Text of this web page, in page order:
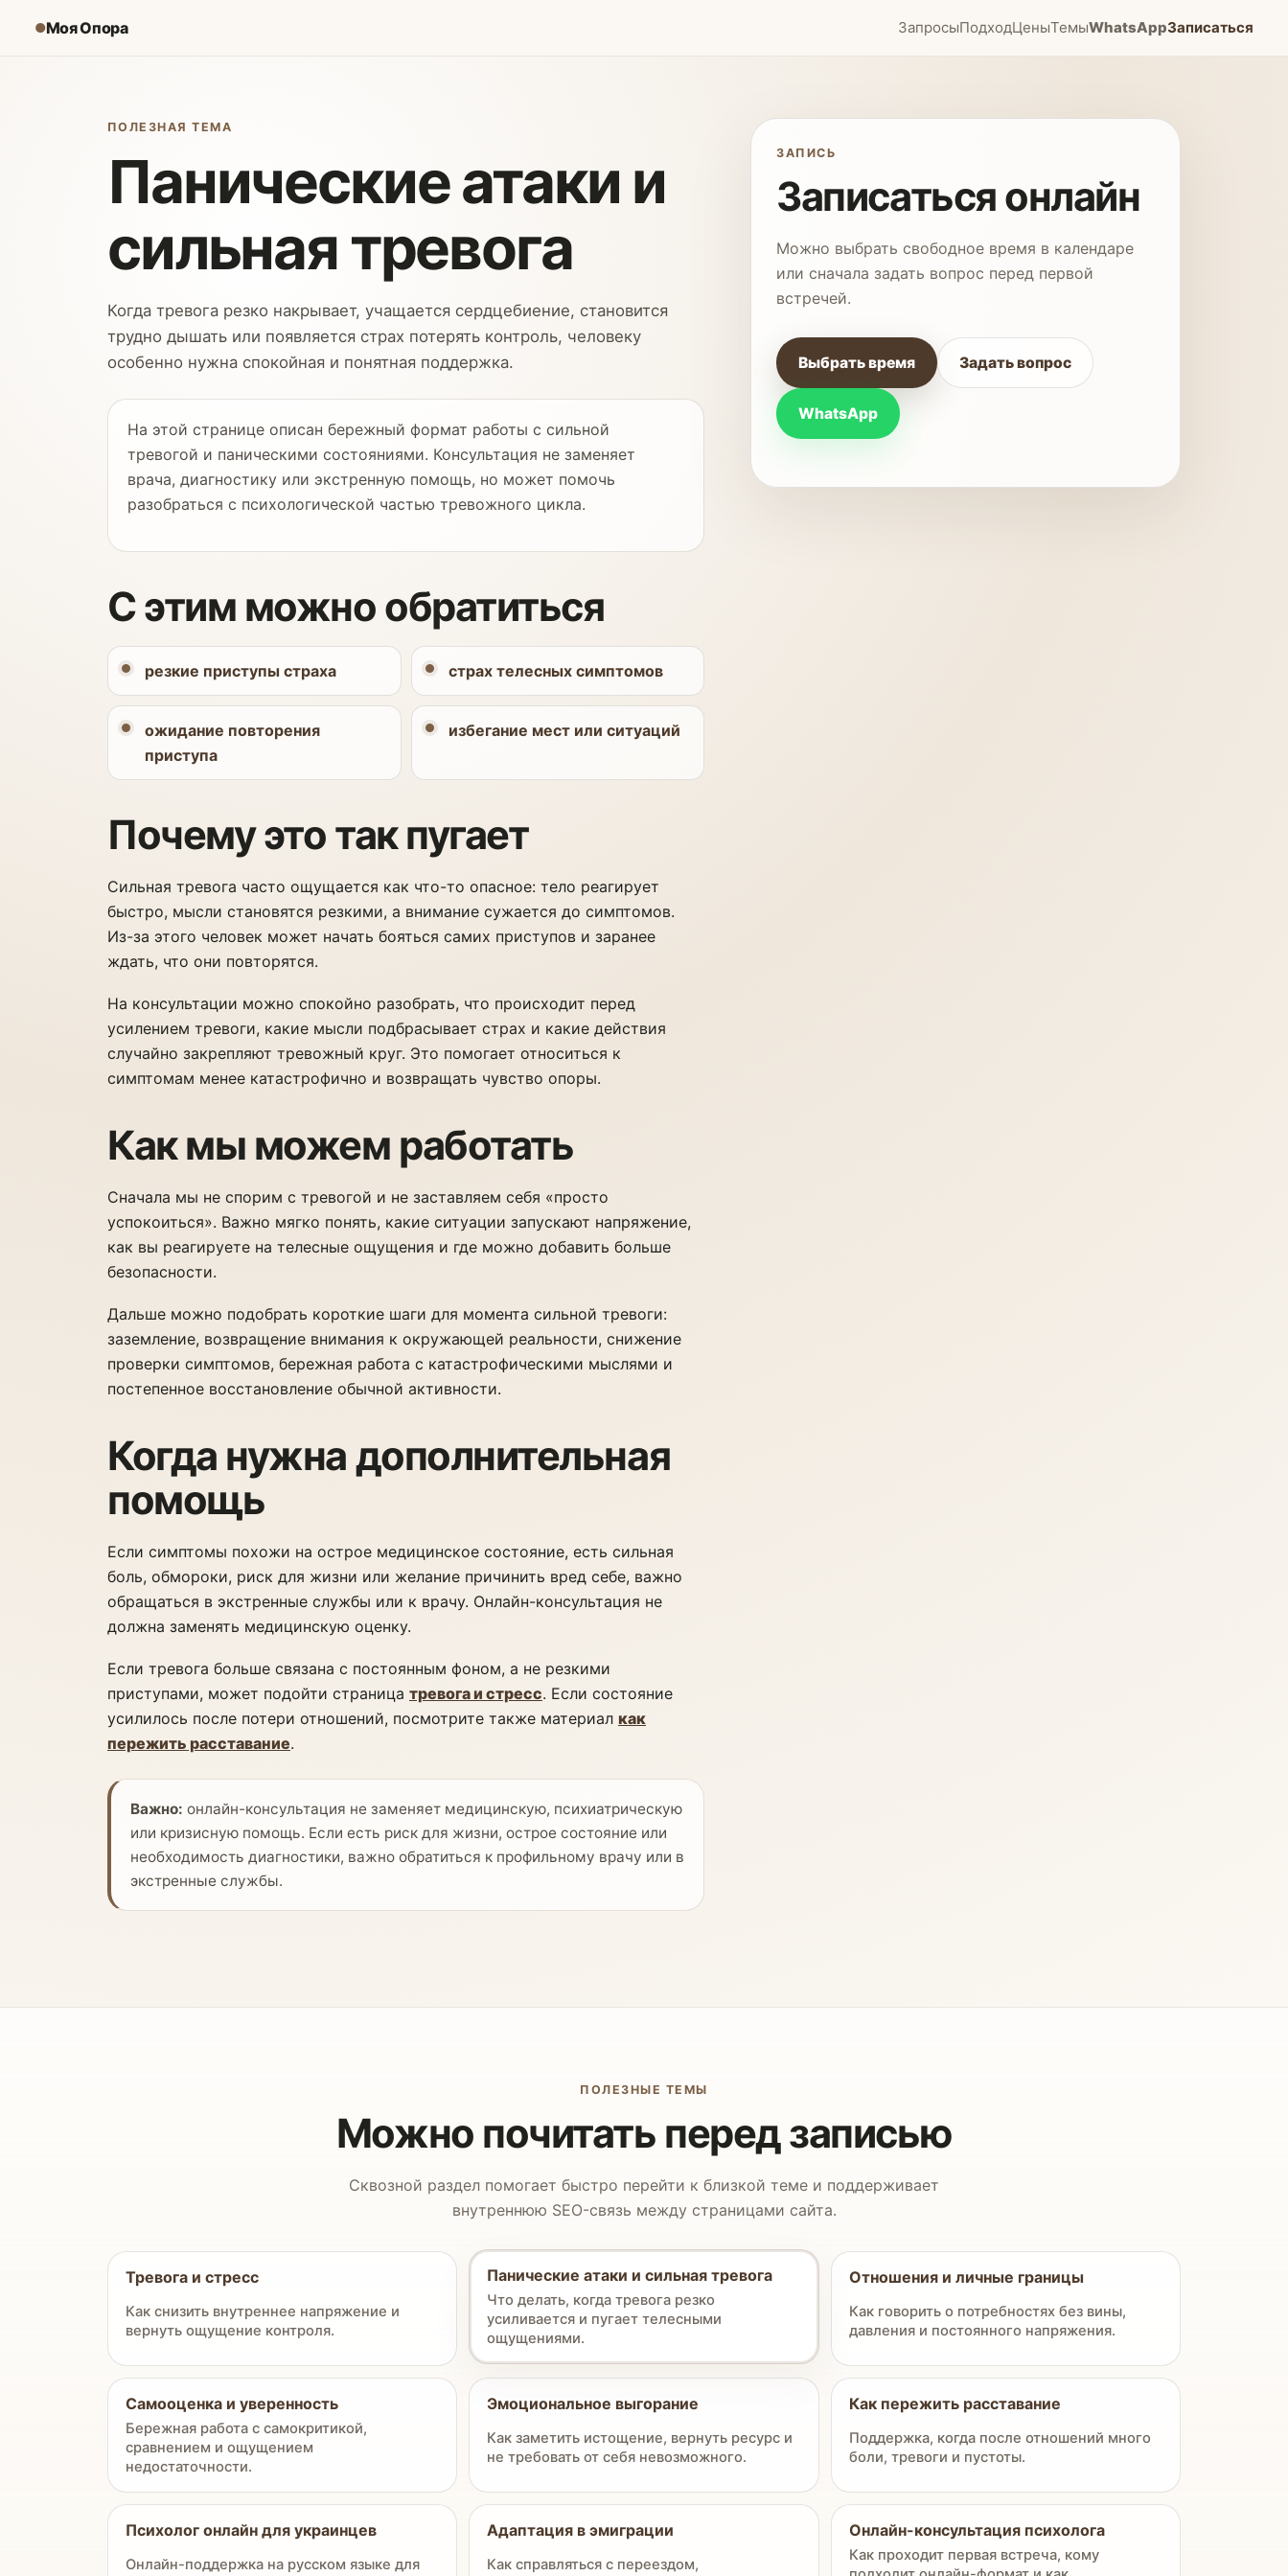
●Моя Опора ЗапросыПодходЦеныТемыWhatsAppЗаписаться
ПОЛЕЗНАЯ ТЕМА
Панические атаки и
сильная тревога
Когда тревога резко накрывает, учащается сердцебиение, становится
трудно дышать или появляется страх потерять контроль, человеку
особенно нужна спокойная и понятная поддержка.
На этой странице описан бережный формат работы с сильной
тревогой и паническими состояниями. Консультация не заменяет
врача, диагностику или экстренную помощь, но может помочь
разобраться с психологической частью тревожного цикла.
С этим можно обратиться
резкие приступы страха страх телесных симптомов
ожидание повторения
приступа
избегание мест или ситуаций
Почему это так пугает
Сильная тревога часто ощущается как что-то опасное: тело реагирует
быстро, мысли становятся резкими, а внимание сужается до симптомов.
Из-за этого человек может начать бояться самих приступов и заранее
ждать, что они повторятся.
На консультации можно спокойно разобрать, что происходит перед
усилением тревоги, какие мысли подбрасывает страх и какие действия
случайно закрепляют тревожный круг. Это помогает относиться к
симптомам менее катастрофично и возвращать чувство опоры.
Как мы можем работать
Сначала мы не спорим с тревогой и не заставляем себя «просто
успокоиться». Важно мягко понять, какие ситуации запускают напряжение,
как вы реагируете на телесные ощущения и где можно добавить больше
безопасности.
Дальше можно подобрать короткие шаги для момента сильной тревоги:
заземление, возвращение внимания к окружающей реальности, снижение
проверки симптомов, бережная работа с катастрофическими мыслями и
постепенное восстановление обычной активности.
Когда нужна дополнительная
помощь
Если симптомы похожи на острое медицинское состояние, есть сильная
боль, обмороки, риск для жизни или желание причинить вред себе, важно
обращаться в экстренные службы или к врачу. Онлайн-консультация не
должна заменять медицинскую оценку.
Если тревога больше связана с постоянным фоном, а не резкими
приступами, может подойти страница тревога и стресс. Если состояние
усилилось после потери отношений, посмотрите также материал как
пережить расставание.
Важно: онлайн-консультация не заменяет медицинскую, психиатрическую
или кризисную помощь. Если есть риск для жизни, острое состояние или
необходимость диагностики, важно обратиться к профильному врачу или в
экстренные службы.
ЗАПИСЬ
Записаться онлайн
Можно выбрать свободное время в календаре
или сначала задать вопрос перед первой
встречей.
Выбрать время Задать вопрос
WhatsApp
ПОЛЕЗНЫЕ ТЕМЫ
Можно почитать перед записью
Сквозной раздел помогает быстро перейти к близкой теме и поддерживает
внутреннюю SEO-связь между страницами сайта.
Тревога и стресс
Как снизить внутреннее напряжение и
вернуть ощущение контроля.
Панические атаки и сильная тревога
Что делать, когда тревога резко
усиливается и пугает телесными
ощущениями.
Отношения и личные границы
Как говорить о потребностях без вины,
давления и постоянного напряжения.
Самооценка и уверенность
Бережная работа с самокритикой,
сравнением и ощущением
недостаточности.
Эмоциональное выгорание
Как заметить истощение, вернуть ресурс и
не требовать от себя невозможного.
Как пережить расставание
Поддержка, когда после отношений много
боли, тревоги и пустоты.
Психолог онлайн для украинцев
Онлайн-поддержка на русском языке для
Адаптация в эмиграции
Как справляться с переездом,
Онлайн-консультация психолога
Как проходит первая встреча, кому